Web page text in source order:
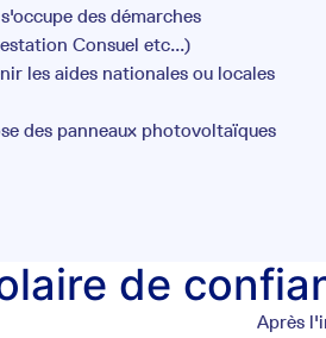
des démarches
Consuel etc...)
les aides nationales ou locales
des panneaux photovoltaïques
de
Après